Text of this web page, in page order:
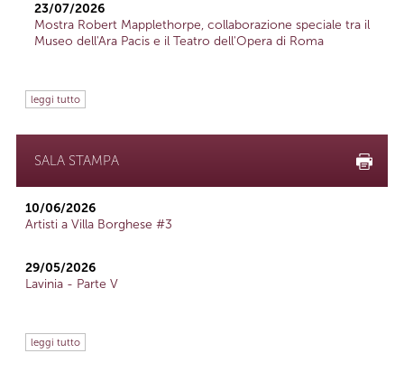
23/07/2026
Mostra Robert Mapplethorpe, collaborazione speciale tra il
Museo dell'Ara Pacis e il Teatro dell'Opera di Roma
leggi tutto
SALA STAMPA
10/06/2026
Artisti a Villa Borghese #3
29/05/2026
Lavinia - Parte V
leggi tutto